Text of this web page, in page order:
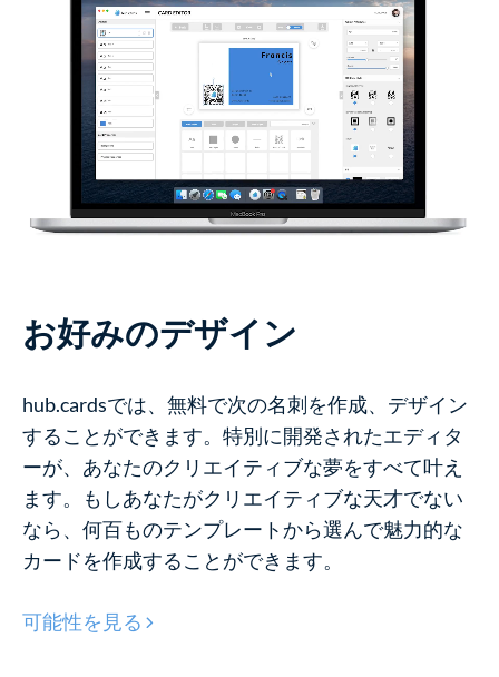
お好みのデザイン
hub.cardsでは、無料で次の名刺を作成、デザイン
することができます。特別に開発されたエディタ
ーが、あなたのクリエイティブな夢をすべて叶え
ます。もしあなたがクリエイティブな天才でない
なら、何百ものテンプレートから選んで魅力的な
カードを作成することができます。
可能性を見る